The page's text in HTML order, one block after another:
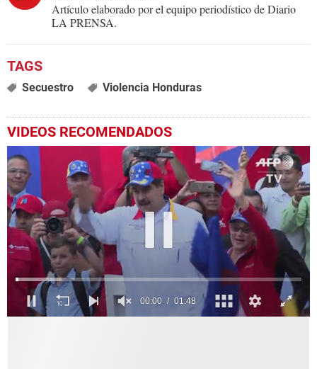
Artículo elaborado por el equipo periodístico de Diario
LA PRENSA.
Secuestro Violencia Honduras
VIDEOS RECOMENDADOS